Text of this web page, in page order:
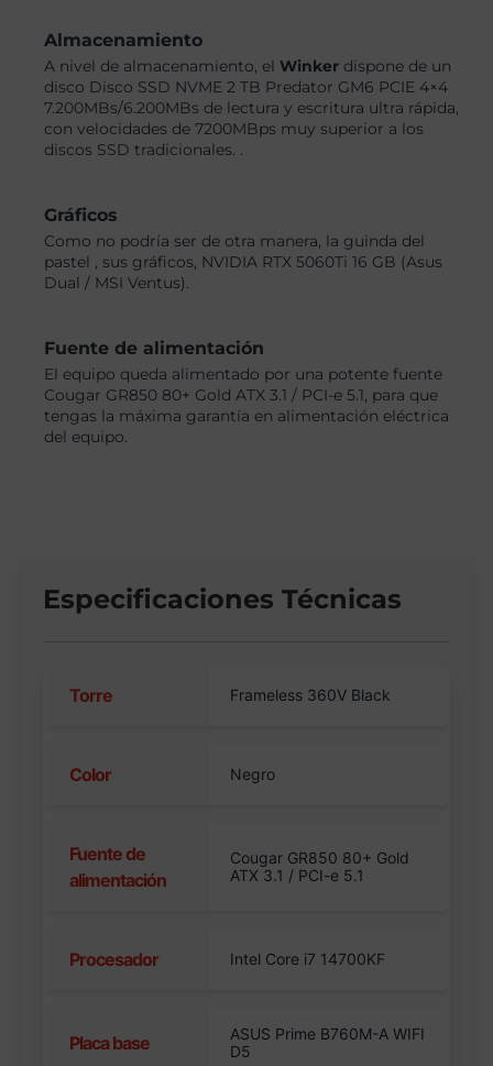
Almacenamiento
A nivel de almacenamiento, elWinker dispone de un
disco Disco SSD NVME 2 TB Predator GM6 PCIE 4×4
7.200MBs/6.200MBs de lectura y escritura ultra rápida,
con velocidades de 7200MBps muy superior a los
discos SSD tradicionales. .
Gráficos
Como no podría ser de otra manera, la guinda del
pastel , sus gráficos, NVIDIA RTX 5060Ti 16 GB (Asus
Dual / MSI Ventus).
Fuente de alimentación
El equipo queda alimentado por una potente fuente
Cougar GR850 80+ Gold ATX 3.1 / PCI-e 5.1, para que
tengas la máxima garantía en alimentación eléctrica
del equipo.
Especificaciones Técnicas
Torre Frameless 360V Black
Color Negro
Fuente de
alimentación
Cougar GR850 80+ Gold
ATX 3.1 / PCI-e 5.1
Procesador Intel Core i7 14700KF
Placa base
ASUS Prime B760M-A WIFI
D5